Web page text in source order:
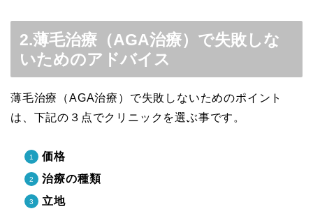
2.薄毛治療（AGA治療）で失敗しな
いためのアドバイス
薄毛治療（AGA治療）で失敗しないためのポイント
は、下記の３点でクリニックを選ぶ事です。
価格
治療の種類
立地